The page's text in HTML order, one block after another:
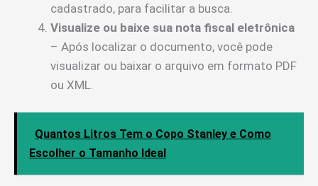
cadastrado, para facilitar a busca.
Visualize ou baixe sua nota fiscal eletrônica
– Após localizar o documento, você pode
visualizar ou baixar o arquivo em formato PDF
ou XML.
Quantos Litros Tem o Copo Stanley e Como
Escolher o Tamanho Ideal